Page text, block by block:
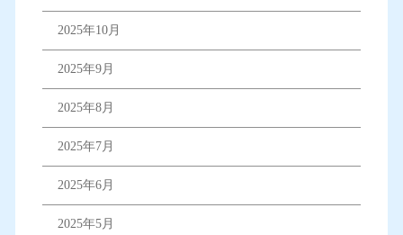
2025年10月
2025年9月
2025年8月
2025年7月
2025年6月
2025年5月